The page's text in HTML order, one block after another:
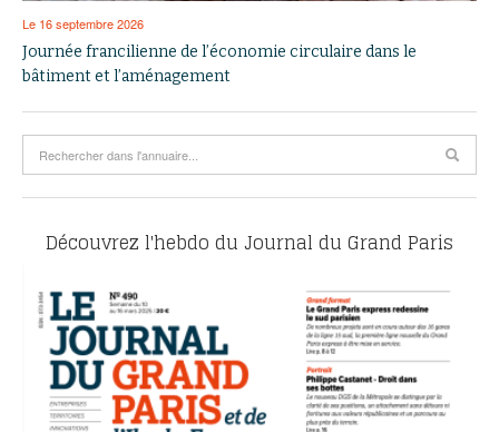
Le 16 septembre 2026
Journée francilienne de l’économie circulaire dans le
bâtiment et l’aménagement
Découvrez l'hebdo du Journal du Grand Paris